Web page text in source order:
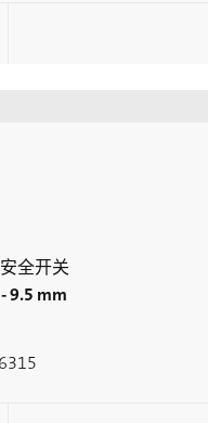
全开关
- 9.5 mm